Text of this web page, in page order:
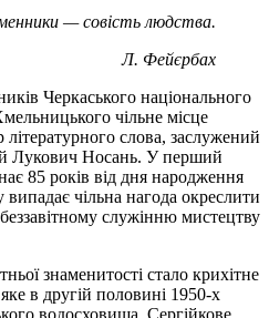
— совість людства.
Л. Фейєрбах
Черкаського національного
чільне місце
слова, заслужений
Лукович Носань. У перший
85 років від дня народження
чільна нагода окреслити
служінню мистецтву
знаменитості стало крихітне
в другій половині 1950-х
водосховища. Сергійкове